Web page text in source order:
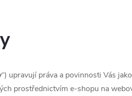
“) upravují práva a povinnosti Vás
prostřednictvím e-shopu na